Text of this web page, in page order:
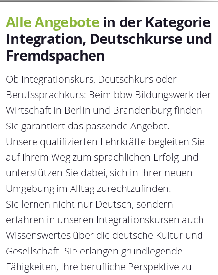
Alle Angebotein der Kategorie
Integration, Deutschkurse und
Fremdspachen
Ob Integrationskurs, Deutschkurs oder
Berufssprachkurs: Beim bbw Bildungswerk der
Wirtschaft in Berlin und Brandenburg finden
Sie garantiert das passende Angebot.
Unsere qualifizierten Lehrkräfte begleiten Sie
auf Ihrem Weg zum sprachlichen Erfolg und
unterstützen Sie dabei, sich in Ihrer neuen
Umgebung im Alltag zurechtzufinden.
Sie lernen nicht nur Deutsch, sondern
erfahren in unseren Integrationskursen auch
Wissenswertes über die deutsche Kultur und
Gesellschaft. Sie erlangen grundlegende
Fähigkeiten, Ihre berufliche Perspektive zu